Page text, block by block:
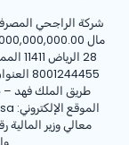
شركة الراجحي
مال 60,000,000,000.00
28 الرياض 11411 المملكة العربية السعودية، هاتف: